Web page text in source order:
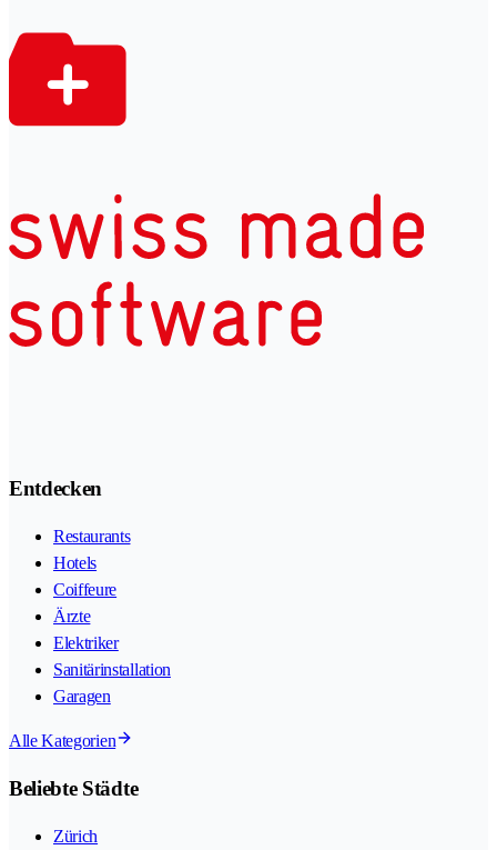
Entdecken
Restaurants
Hotels
Coiffeure
Ärzte
Elektriker
Sanitärinstallation
Garagen
Alle Kategorien
Beliebte Städte
Zürich